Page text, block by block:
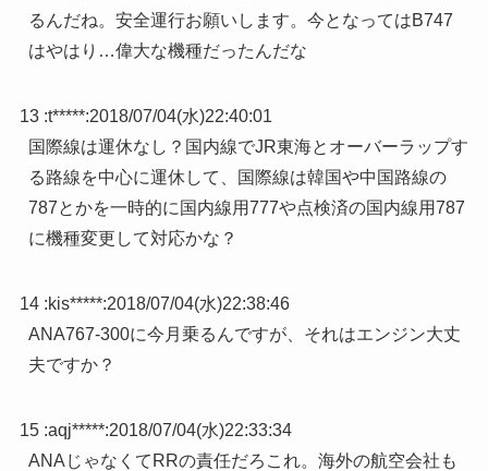
るんだね。安全運行お願いします。今となってはB747
はやはり…偉大な機種だったんだな
13 :t*****:2018/07/04(水)22:40:01
国際線は運休なし？国内線でJR東海とオーバーラップす
る路線を中心に運休して、国際線は韓国や中国路線の
787とかを一時的に国内線用777や点検済の国内線用787
に機種変更して対応かな？
14 :kis*****:2018/07/04(水)22:38:46
ANA767-300に今月乗るんですが、それはエンジン大丈
夫ですか？
15 :aqj*****:2018/07/04(水)22:33:34
ANAじゃなくてRRの責任だろこれ。海外の航空会社も